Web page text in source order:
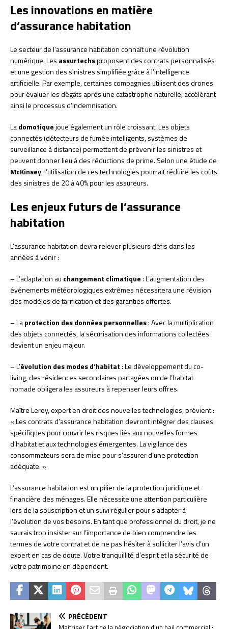
Les innovations en matière
d’assurance habitation
Le secteur de l’assurance habitation connaît une révolution
numérique. Les assurtechsproposent des contrats personnalisés
et une gestion des sinistres simplifiée grâce à l’intelligence
artificielle. Par exemple, certaines compagnies utilisent des drones
pour évaluer les dégâts après une catastrophe naturelle, accélérant
ainsi le processus d’indemnisation.
Ladomotiquejoue également un rôle croissant. Les objets
connectés (détecteurs de fumée intelligents, systèmes de
surveillance à distance) permettent de prévenir les sinistres et
peuvent donner lieu à des réductions de prime. Selon une étude de
McKinsey, l’utilisation de ces technologies pourrait réduire les coûts
des sinistres de 20 à 40% pour les assureurs.
Les enjeux futurs de l’assurance
habitation
L’assurance habitation devra relever plusieurs défis dans les
années à venir :
– L’adaptation au changement climatique: L’augmentation des
événements météorologiques extrêmes nécessitera une révision
des modèles de tarification et des garanties offertes.
– Laprotection des données personnelles: Avec la multiplication
des objets connectés, la sécurisation des informations collectées
devient un enjeu majeur.
– L’évolution des modes d’habitat: Le développement du co-
living, des résidences secondaires partagées ou de l’habitat
nomade obligera les assureurs à repenser leurs offres.
Maître Leroy, expert en droit des nouvelles technologies, prévient :
« Les contrats d’assurance habitation devront intégrer des clauses
spécifiques pour couvrir les risques liés aux nouvelles formes
d’habitat et aux technologies émergentes. La vigilance des
consommateurs sera de mise pour s’assurer d’une protection
adéquate. »
L’assurance habitation est un pilier de la protection juridique et
financière des ménages. Elle nécessite une attention particulière
lors de la souscription et un suivi régulier pour s’adapter à
l’évolution de vos besoins. En tant que professionnel du droit, je ne
saurais trop insister sur l’importance de bien comprendre les
termes de votre contrat et de ne pas hésiter à solliciter l’avis d’un
expert en cas de doute. Votre tranquillité d’esprit et la sécurité de
votre patrimoine en dépendent.
PRÉCÉDENT